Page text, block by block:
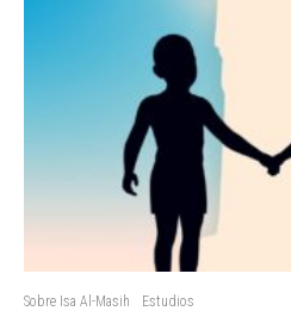
Sobre Isa Al-Masih Estudios